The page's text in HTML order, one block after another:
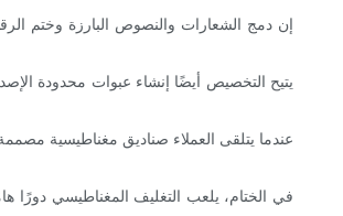
إن دمج الشعارات والنصوص البارزة وختم
يتيح التخصيص أيضًا إنشاء عبوات محدودة
عندما يتلقى العملاء صناديق مغناطيسية
في الختام، يلعب التغليف المغناطيسي دورًا